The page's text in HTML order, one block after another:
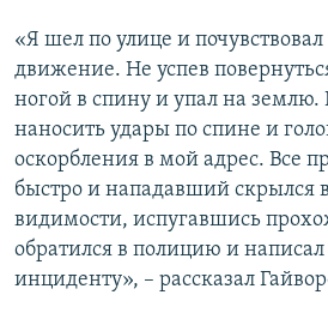
УКРАИНСКАЯ ПРОБЛЕМА КРЫМА
Все сайты RFE/RL
«Я шел по улице и
движение. Не успев
ногой в спину и упал на
наносить удары по спине и
оскорбления в мой адрес. Все
быстро и нападавший скрылся
видимости, испугавшись
обратился в полицию и
инциденту», – рассказал